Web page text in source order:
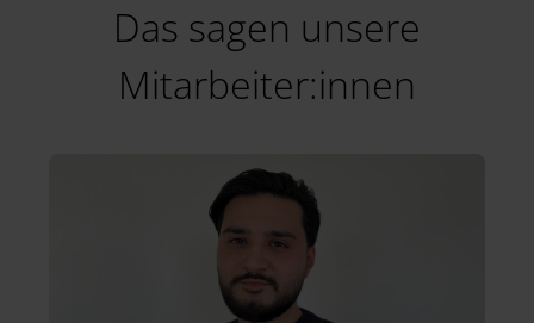
Das sagen unsere
Mitarbeiter:innen